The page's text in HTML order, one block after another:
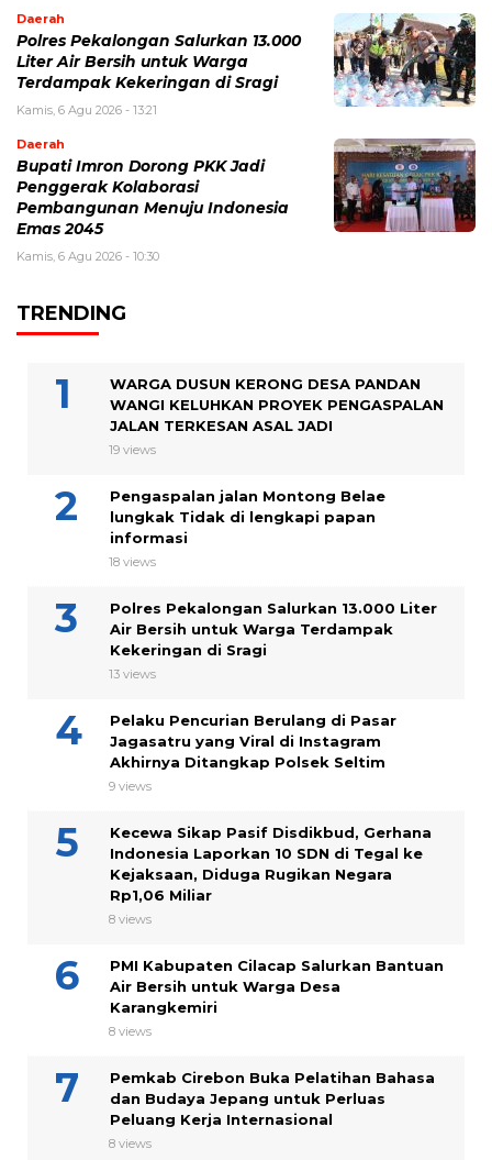
Daerah
Polres Pekalongan Salurkan 13.000
Liter Air Bersih untuk Warga
Terdampak Kekeringan di Sragi
Kamis, 6 Agu 2026 - 13:21
Daerah
Bupati Imron Dorong PKK Jadi
Penggerak Kolaborasi
Pembangunan Menuju Indonesia
Emas 2045
Kamis, 6 Agu 2026 - 10:30
TRENDING
WARGA DUSUN KERONG DESA PANDAN
WANGI KELUHKAN PROYEK PENGASPALAN
JALAN TERKESAN ASAL JADI
19 views
Pengaspalan jalan Montong Belae
lungkak Tidak di lengkapi papan
informasi
18 views
Polres Pekalongan Salurkan 13.000 Liter
Air Bersih untuk Warga Terdampak
Kekeringan di Sragi
13 views
Pelaku Pencurian Berulang di Pasar
Jagasatru yang Viral di Instagram
Akhirnya Ditangkap Polsek Seltim
9 views
Kecewa Sikap Pasif Disdikbud, Gerhana
Indonesia Laporkan 10 SDN di Tegal ke
Kejaksaan, Diduga Rugikan Negara
Rp1,06 Miliar
8 views
PMI Kabupaten Cilacap Salurkan Bantuan
Air Bersih untuk Warga Desa
Karangkemiri
8 views
Pemkab Cirebon Buka Pelatihan Bahasa
dan Budaya Jepang untuk Perluas
Peluang Kerja Internasional
8 views